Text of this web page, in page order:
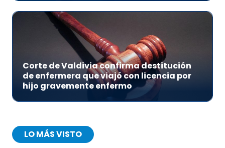
Corte de Valdivia confirma destitución
de enfermera que viajó con licencia por
hijo gravemente enfermo
LO MÁS VISTO